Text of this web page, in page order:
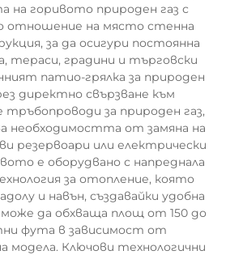
горивото природен газ с
отношение на място стенна
за да осигури постоянна
тераси, градини и търговски
патио-грялка за природен
директно свързване към
за природен газ,
необходимостта от замяна на
резервоари или електрически
е оборудвано с напреднала
за отопление, която
и навън, създавайки удобна
да обхваща площ от 150 до
фута в зависимост от
модела. Ключови технологични